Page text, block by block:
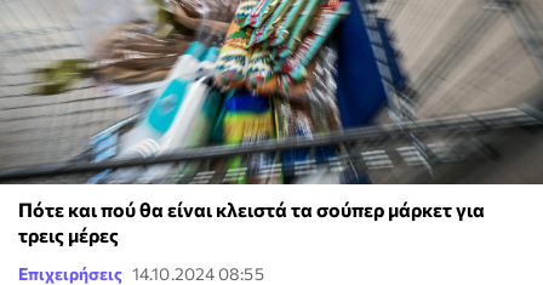
Πότε και πού θα είναι κλειστά τα σούπερ μάρκετ για
τρεις μέρες
Επιχειρήσεις 14.10.2024 08:55